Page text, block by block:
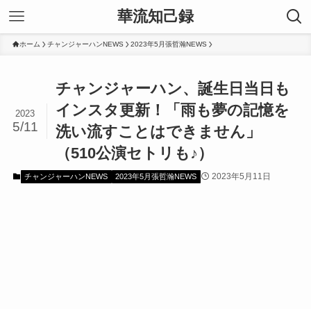
華流知己録
ホーム チャンジャーハンNEWS 2023年5月張哲瀚NEWS
チャンジャーハン、誕生日当日も
インスタ更新！「雨も夢の記憶を
洗い流すことはできません」
（510公演セトリも♪）
2023
5/11
チャンジャーハンNEWS 2023年5月張哲瀚NEWS 2023年5月11日